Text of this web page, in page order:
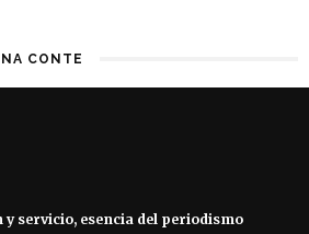
CONTE
y servicio, esencia del periodismo